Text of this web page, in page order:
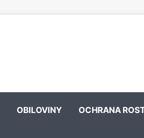
OBILOVINY OCHRANA